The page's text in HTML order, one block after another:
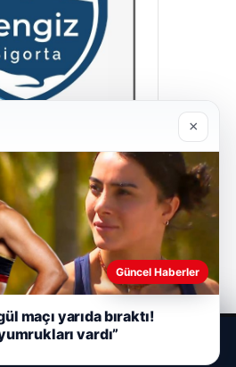
×
Güncel Haberler
maçı yarıda bıraktı!
vardı”